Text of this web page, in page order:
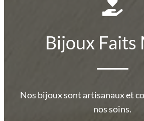
Bijoux Faits
Nos bijoux sont artisanaux et
nos soins.